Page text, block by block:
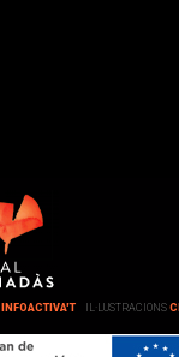
INFOACTIVA'T IL·LUSTRACIONS